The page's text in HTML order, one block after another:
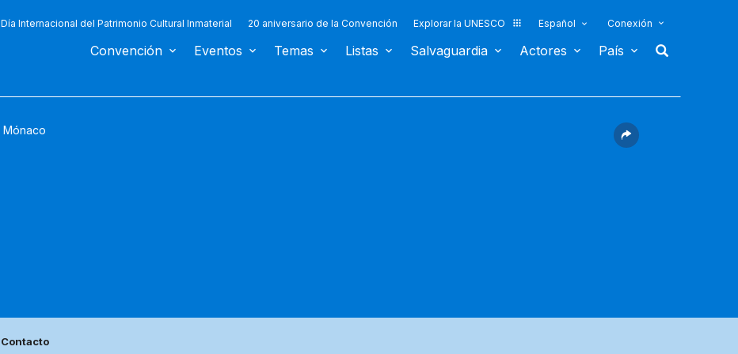
Día Internacional del Patrimonio Cultural Inmaterial 20 aniversario de la Convención Explorar la UNESCO Español Conexión
Convención Eventos Temas Listas Salvaguardia Actores País
Mónaco
Contacto